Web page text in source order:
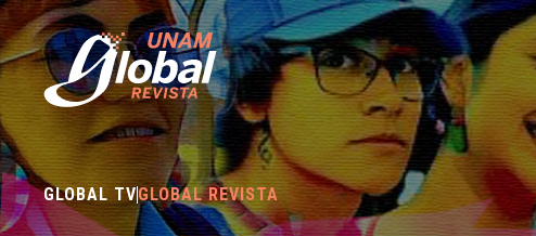
GLOBAL TVGLOBAL REVISTA